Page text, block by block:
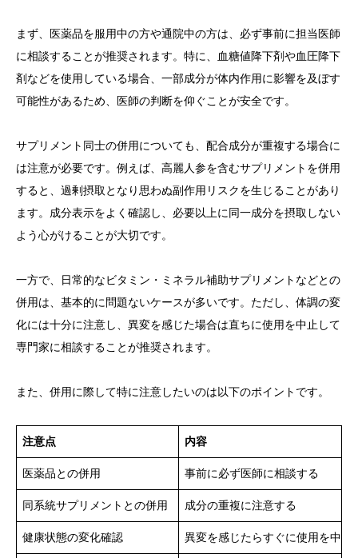
まず、医薬品を服用中の方や通院中の方は、必ず事前に担当医師
に相談することが推奨されます。特に、血糖値降下剤や血圧降下
剤などを使用している場合、一部成分が体内作用に影響を及ぼす
可能性があるため、医師の判断を仰ぐことが安全です。
サプリメント同士の併用についても、配合成分が重複する場合に
は注意が必要です。例えば、高麗人参を含むサプリメントを併用
すると、過剰摂取となり思わぬ副作用リスクを生じることがあり
ます。成分表示をよく確認し、必要以上に同一成分を摂取しない
よう心がけることが大切です。
一方で、日常的なビタミン・ミネラル補助サプリメントなどとの
併用は、基本的に問題ないケースが多いです。ただし、体調の変
化には十分に注意し、異変を感じた場合は直ちに使用を中止して
専門家に相談することが推奨されます。
また、併用に際して特に注意したいのは以下のポイントです。
注意点 内容
医薬品との併用 事前に必ず医師に相談する
同系統サプリメントとの併用 成分の重複に注意する
健康状態の変化確認 異変を感じたらすぐに使用を中止